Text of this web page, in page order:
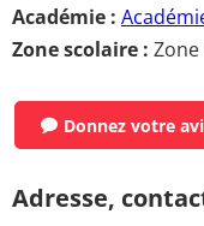
Académie :
Zone scolaire : Zone
Donnez votre
Adresse,